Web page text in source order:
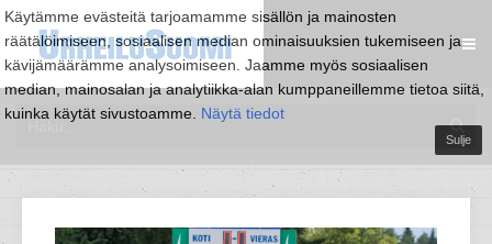
Käytämme evästeitä tarjoamamme sisällön ja mainosten
räätälöimiseen, sosiaalisen median ominaisuuksien tukemiseen ja
kävijämäärämme analysoimiseen. Jaamme myös sosiaalisen
median, mainosalan ja analytiikka-alan kumppaneillemme tietoa siitä,
kuinka käytät sivustoamme. Näytä tiedot
Sulje